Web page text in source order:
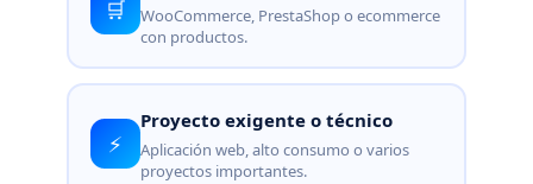
🛒
WooCommerce, PrestaShop o ecommerce
con productos.
⚡
Proyecto exigente o técnico
Aplicación web, alto consumo o varios
proyectos importantes.